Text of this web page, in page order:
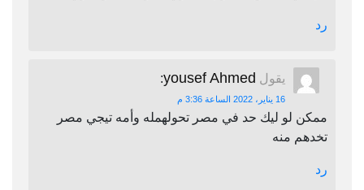
رد
يقول yousef Ahmed
:
16 يناير، 2022 الساعة 3:36 م
ممكن لو ليك حد في مصر تحولهمله وأمه تيجي مصر
تخدهم منه
رد